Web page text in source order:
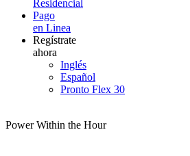
Residencial
Pago
en Linea
Regístrate
ahora
Inglés
Español
Pronto Flex 30
Power Within the Hour